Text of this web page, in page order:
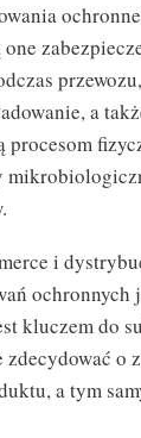
a
procesom
i
ochronnych
kluczem do
zdecydować o
a tym